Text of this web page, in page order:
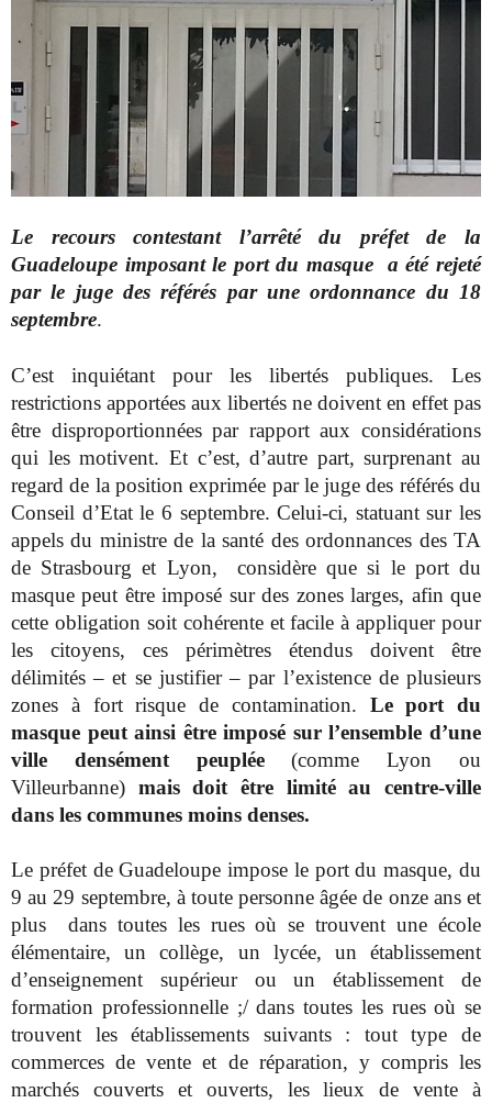
Le recours contestant l’arrêté du préfet de la
Guadeloupe imposant le port du masque a été rejeté
par le juge des référés par une ordonnance du 18
septembre.
C’est inquiétant pour les libertés publiques. Les
restrictions apportées aux libertés ne doivent en effet pas
être disproportionnées par rapport aux considérations
qui les motivent. Et c’est, d’autre part, surprenant au
regard de la position exprimée par le juge des référés du
Conseil d’Etat le 6 septembre. Celui-ci, statuant sur les
appels du ministre de la santé des ordonnances des TA
de Strasbourg et Lyon, considère que si le port du
masque peut être imposé sur des zones larges, afin que
cette obligation soit cohérente et facile à appliquer pour
les citoyens, ces périmètres étendus doivent être
délimités – et se justifier – par l’existence de plusieurs
zones à fort risque de contamination. Le port du
masque peut ainsi être imposé sur l’ensemble d’une
ville densément peuplée(comme Lyon ou
Villeurbanne) mais doit être limité au centre-ville
dans les communes moins denses.
Le préfet de Guadeloupe impose le port du masque, du
9 au 29 septembre, à toute personne âgée de onze ans et
plus dans toutes les rues où se trouvent une école
élémentaire, un collège, un lycée, un établissement
d’enseignement supérieur ou un établissement de
formation professionnelle ;/ dans toutes les rues où se
trouvent les établissements suivants : tout type de
commerces de vente et de réparation, y compris les
marchés couverts et ouverts, les lieux de vente à